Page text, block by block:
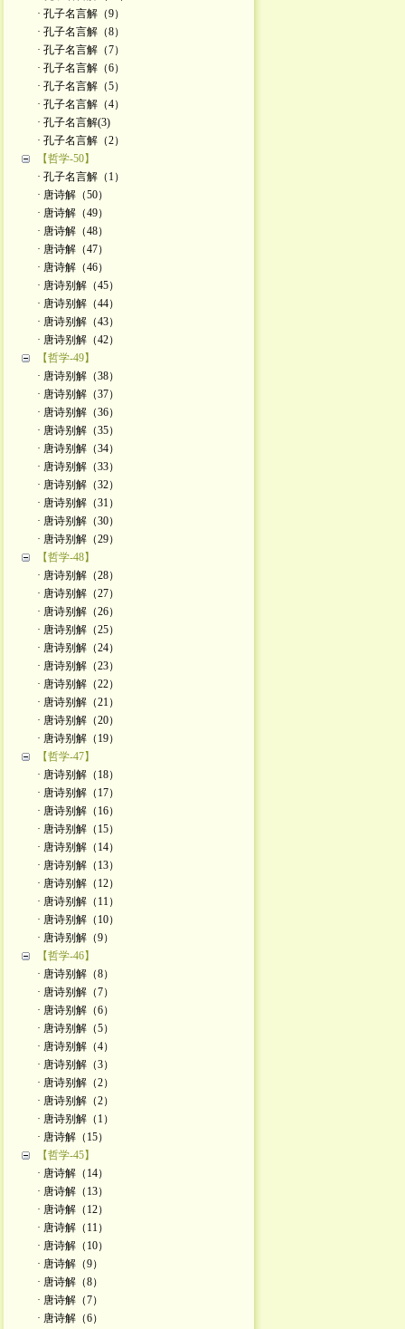
· 孔子名言解（9）
· 孔子名言解（8）
· 孔子名言解（7）
· 孔子名言解（6）
· 孔子名言解（5）
· 孔子名言解（4）
· 孔子名言解(3)
· 孔子名言解（2）
【哲学-50】
· 孔子名言解（1）
· 唐诗解（50）
· 唐诗解（49）
· 唐诗解（48）
· 唐诗解（47）
· 唐诗解（46）
· 唐诗别解（45）
· 唐诗别解（44）
· 唐诗别解（43）
· 唐诗别解（42）
【哲学-49】
· 唐诗别解（38）
· 唐诗别解（37）
· 唐诗别解（36）
· 唐诗别解（35）
· 唐诗别解（34）
· 唐诗别解（33）
· 唐诗别解（32）
· 唐诗别解（31）
· 唐诗别解（30）
· 唐诗别解（29）
【哲学-48】
· 唐诗别解（28）
· 唐诗别解（27）
· 唐诗别解（26）
· 唐诗别解（25）
· 唐诗别解（24）
· 唐诗别解（23）
· 唐诗别解（22）
· 唐诗别解（21）
· 唐诗别解（20）
· 唐诗别解（19）
【哲学-47】
· 唐诗别解（18）
· 唐诗别解（17）
· 唐诗别解（16）
· 唐诗别解（15）
· 唐诗别解（14）
· 唐诗别解（13）
· 唐诗别解（12）
· 唐诗别解（11）
· 唐诗别解（10）
· 唐诗别解（9）
【哲学-46】
· 唐诗别解（8）
· 唐诗别解（7）
· 唐诗别解（6）
· 唐诗别解（5）
· 唐诗别解（4）
· 唐诗别解（3）
· 唐诗别解（2）
· 唐诗别解（2）
· 唐诗别解（1）
· 唐诗解（15）
【哲学-45】
· 唐诗解（14）
· 唐诗解（13）
· 唐诗解（12）
· 唐诗解（11）
· 唐诗解（10）
· 唐诗解（9）
· 唐诗解（8）
· 唐诗解（7）
· 唐诗解（6）